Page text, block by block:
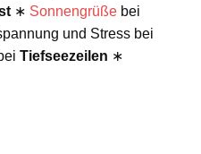
∗ Sonnengrüße bei
und Stress bei
Tiefseezeilen ∗